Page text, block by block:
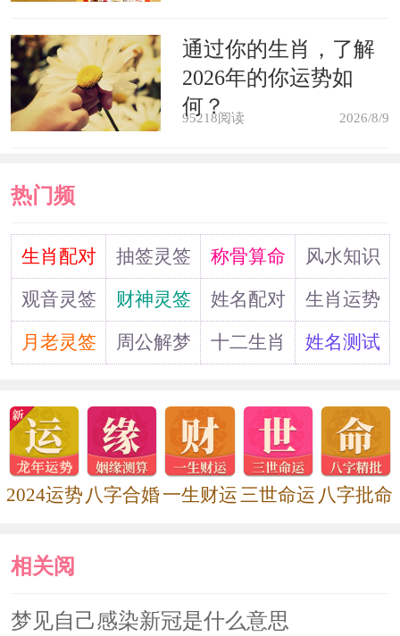
上表示治疗。
通过你的生肖，了解
2026年的你运势如
何？
95218阅读 2026/8/9
热门频
道生肖配对 抽签灵签 称骨算命
风水知识
观音灵签
财神灵签 姓名配对
生肖运势
月老灵签
周公解梦 十二生肖 姓名测试
2024运势 八字合婚一生财运三世命运 八字批命
相关阅
读
梦见自己感染新冠是什么意思